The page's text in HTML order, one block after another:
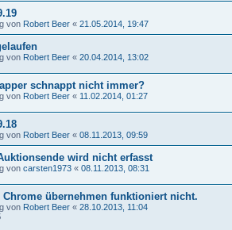
von Robert Beer « 21.05.2014, 19:47
von Robert Beer « 20.04.2014, 13:02
schnappt nicht immer?
von Robert Beer « 11.02.2014, 01:27
von Robert Beer « 08.11.2013, 09:59
wird nicht erfasst
von carsten1973 « 08.11.2013, 08:31
Chrome übernehmen funktioniert nicht.
von Robert Beer « 28.10.2013, 11:04